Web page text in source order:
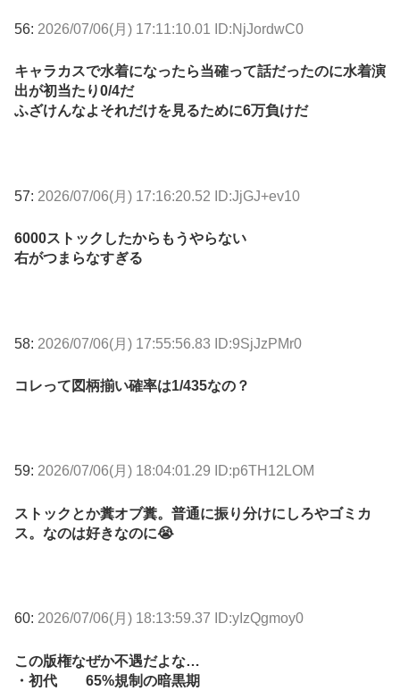
56: 2026/07/06(月) 17:11:10.01 ID:NjJordwC0
キャラカスで水着になったら当確って話だったのに水着演
出が初当たり0/4だ
ふざけんなよそれだけを見るために6万負けだ
57: 2026/07/06(月) 17:16:20.52 ID:JjGJ+ev10
6000ストックしたからもうやらない
右がつまらなすぎる
58: 2026/07/06(月) 17:55:56.83 ID:9SjJzPMr0
コレって図柄揃い確率は1/435なの？
59: 2026/07/06(月) 18:04:01.29 ID:p6TH12LOM
ストックとか糞オブ糞。普通に振り分けにしろやゴミカ
ス。なのは好きなのに😭
60: 2026/07/06(月) 18:13:59.37 ID:yIzQgmoy0
この版権なぜか不遇だよな…
・初代 65%規制の暗黒期